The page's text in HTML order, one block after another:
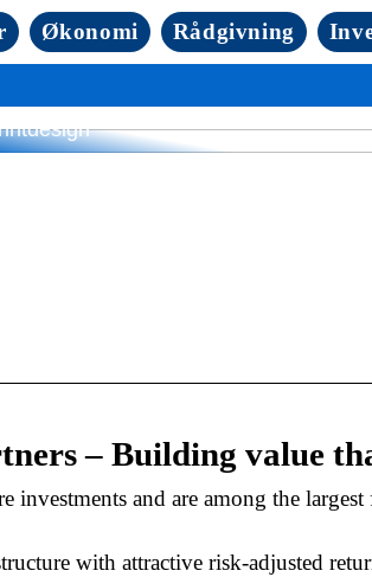
Økonomi Rådgivning
løfter folietryk emballage og
– Building value
and are among the
with attractive risk-adjusted